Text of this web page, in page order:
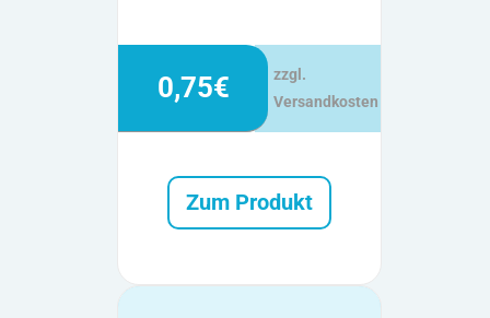
0,75€
zzgl.
Versandkosten
Zum Produkt